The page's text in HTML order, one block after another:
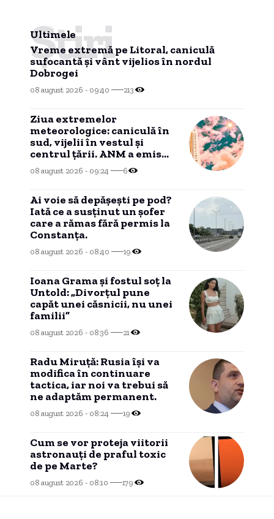
Ultimele
Știri
Vreme extremă pe Litoral, caniculă
sufocantă și vânt vijelios în nordul
Dobrogei
08 august 2026 - 09:40 213
Ziua extremelor
meteorologice: caniculă în
sud, vijelii în vestul și
centrul țării. ANM a emis
trei coduri galbene HARTĂ
08 august 2026 - 09:24 6
Ai voie să depășești pe pod?
Iată ce a susținut un șofer
care a rămas fără permis la
Constanța.
08 august 2026 - 08:40 19
Ioana Grama și fostul soț la
Untold: „Divorțul pune
capăt unei căsnicii, nu unei
familii”
08 august 2026 - 08:36 21
Radu Miruță: Rusia își va
modifica în continuare
tactica, iar noi va trebui să
ne adaptăm permanent.
08 august 2026 - 08:24 19
Cum se vor proteja viitorii
astronauți de praful toxic
de pe Marte?
08 august 2026 - 08:10 179